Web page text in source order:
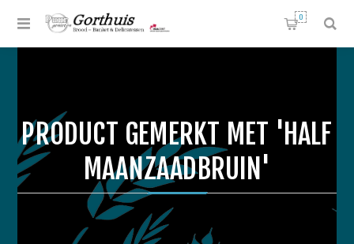
0
PRODUCT GEMERKT MET 'HALF
MAANZAADBRUIN'